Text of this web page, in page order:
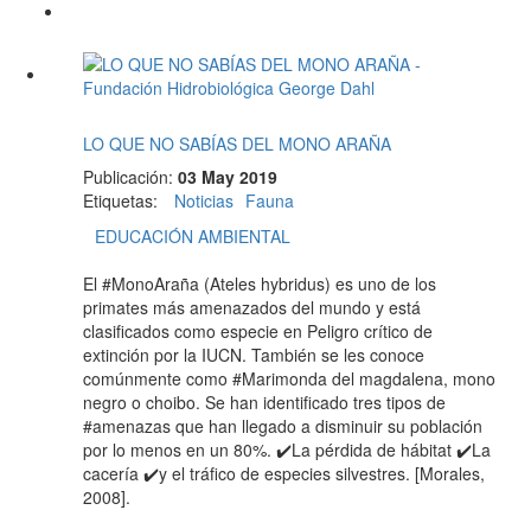
LO QUE NO SABÍAS DEL MONO ARAÑA
Publicación: 03 May 2019
Etiquetas: Noticias Fauna
EDUCACIÓN AMBIENTAL
El #MonoAraña (Ateles hybridus) es uno de los
primates más amenazados del mundo y está
clasificados como especie en Peligro crítico de
extinción por la IUCN. También se les conoce
comúnmente como #Marimonda del magdalena, mono
negro o choibo. Se han identificado tres tipos de
#amenazas que han llegado a disminuir su población
por lo menos en un 80%. ✔️La pérdida de hábitat ✔️La
cacería ✔️y el tráfico de especies silvestres. [Morales,
2008].